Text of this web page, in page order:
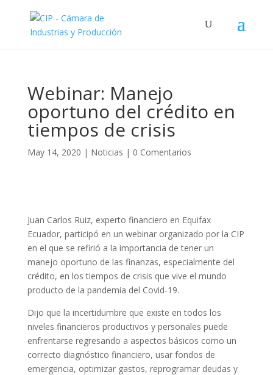
Webinar: Manejo
oportuno del crédito en
tiempos de crisis
May 14, 2020 | Noticias | 0 Comentarios
Juan Carlos Ruiz, experto financiero en Equifax
Ecuador, participó en un webinar organizado por la CIP
en el que se refirió a la importancia de tener un
manejo oportuno de las finanzas, especialmente del
crédito, en los tiempos de crisis que vive el mundo
producto de la pandemia del Covid-19.
Dijo que la incertidumbre que existe en todos los
niveles financieros productivos y personales puede
enfrentarse regresando a aspectos básicos como un
correcto diagnóstico financiero, usar fondos de
emergencia, optimizar gastos, reprogramar deudas y